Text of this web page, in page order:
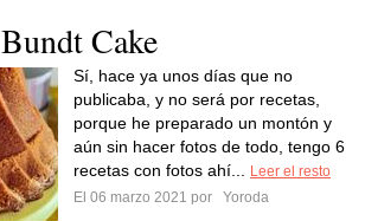
Cake
Sí, hace ya unos días que no
publicaba, y no será por recetas,
porque he preparado un montón y
aún sin hacer fotos de todo, tengo 6
recetas con fotos ahí...
Leer el resto
El 06 marzo 2021 por
Yoroda